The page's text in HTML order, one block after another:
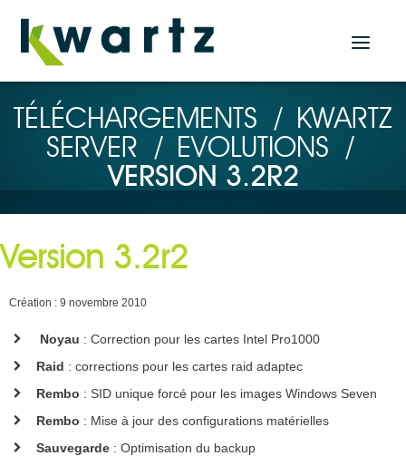
Actualités
Accueil
KWARTZ SERVER
Solutions Tablettes
KMC BOX
KMC CLOUD
Plugin KMC pour KWARTZ SERVER
Solutions de filtrage
TÉLÉCHARGEMENTS / KWARTZ
SERVER
/ EVOLUTIONS
/
VERSION 3.2R2
Version 3.2r2
Création : 9 novembre 2010
Noyau : Correction pour les cartes Intel Pro1000
Raid : corrections pour les cartes raid adaptec
Rembo : SID unique forcé pour les images Windows Seven
Rembo : Mise à jour des configurations matérielles
Sauvegarde : Optimisation du backup